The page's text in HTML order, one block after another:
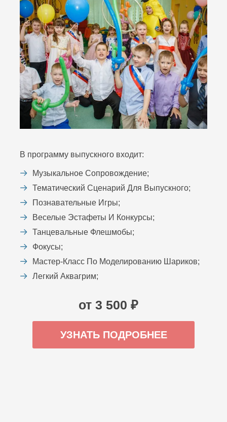
В программу выпускного входит:
Музыкальное Сопровождение;
Тематический Сценарий Для Выпускного;
Познавательные Игры;
Веселые Эстафеты И Конкурсы;
Танцевальные Флешмобы;
Фокусы;
Мастер-Класс По Моделированию Шариков;
Легкий Аквагрим;
от 3 500 ₽
УЗНАТЬ ПОДРОБНЕЕ